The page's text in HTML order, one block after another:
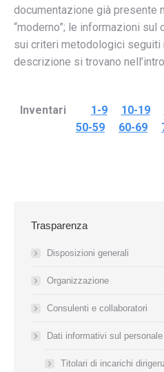
documentazione già presente
“moderno”; le informazioni
sui criteri metodologici seguiti
descrizione si trovano
Inventari 1-9 10-19
50-59
60-69
Trasparenza
Disposizioni generali
Organizzazione
Consulenti e collaboratori
Dati informativi sul personale
Titolari di incarichi